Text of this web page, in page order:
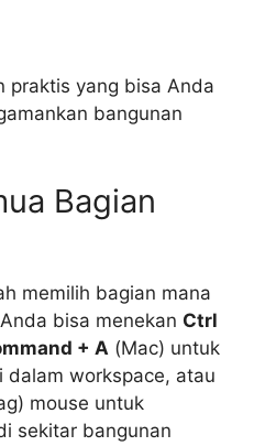
praktis yang bisa Anda
bangunan
Bagian
memilih bagian mana
bisa menekan Ctrl
+ A (Mac) untuk
dalam workspace, atau
mouse untuk
sekitar bangunan